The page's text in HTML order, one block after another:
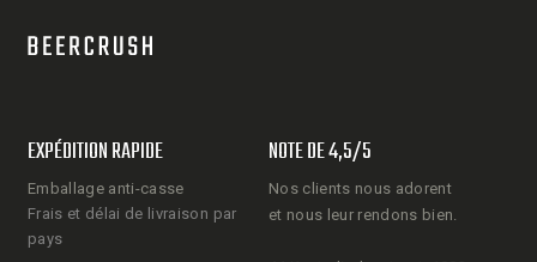
EXPÉDITION RAPIDE
Emballage anti-casse
Frais et délai de livraison par
pays
NOTE DE 4,5/5
Nos clients nous adorent
et nous leur rendons bien.